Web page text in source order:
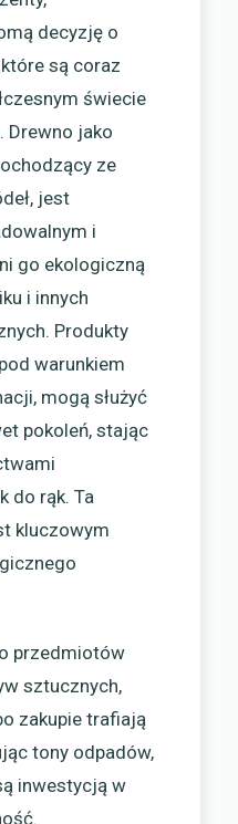
decyzję o
są coraz
świecie
Drewno jako
ze
jest
i
go ekologiczną
i innych
Produkty
warunkiem
mogą służyć
pokoleń, stając
do rąk. Ta
kluczowym
przedmiotów
sztucznych,
zakupie trafiają
tony odpadów,
inwestycją w